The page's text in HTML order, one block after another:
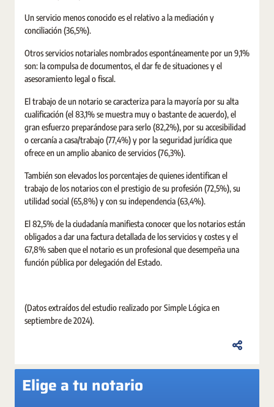
Un servicio menos conocido es el relativo a la mediación y
conciliación (36,5%).
Otros servicios notariales nombrados espontáneamente por un 9,1%
son: la compulsa de documentos, el dar fe de situaciones y el
asesoramiento legal o fiscal.
El trabajo de un notario se caracteriza para la mayoría por su alta
cualificación (el 83,1% se muestra muy o bastante de acuerdo), el
gran esfuerzo preparándose para serlo (82,2%), por su accesibilidad
o cercanía a casa/trabajo (77,4%) y por la seguridad jurídica que
ofrece en un amplio abanico de servicios (76,3%).
También son elevados los porcentajes de quienes identifican el
trabajo de los notarios con el prestigio de su profesión (72,5%), su
utilidad social (65,8%) y con su independencia (63,4%).
El 82,5% de la ciudadanía manifiesta conocer que los notarios están
obligados a dar una factura detallada de los servicios y costes y el
67,8% saben que el notario es un profesional que desempeña una
función pública por delegación del Estado.
(Datos extraídos del estudio realizado por Simple Lógica en
septiembre de 2024).
Elige a tu notario